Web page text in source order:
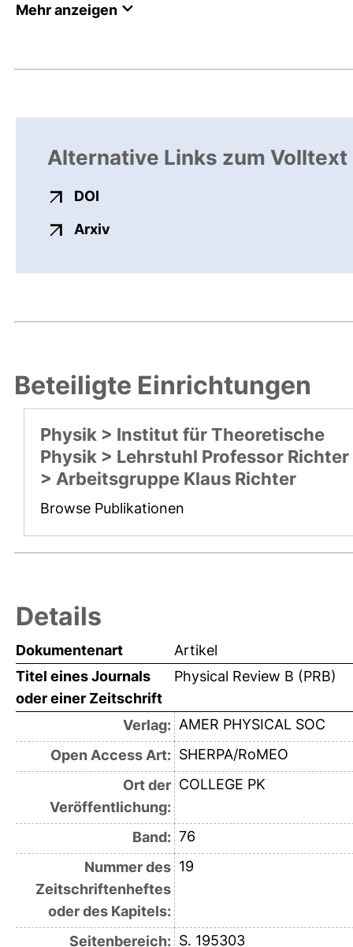
Mehr anzeigen
Alternative Links zum Volltext
DOI
Arxiv
Beteiligte Einrichtungen
Physik > Institut für Theoretische
Physik > Lehrstuhl Professor Richter
> Arbeitsgruppe Klaus Richter
Browse Publikationen
Details
Dokumentenart
Artikel
Titel eines Journals
oder einer Zeitschrift
Physical Review B (PRB)
Verlag: AMER PHYSICAL SOC
Open Access Art: SHERPA/RoMEO
Ort der
Veröffentlichung:
COLLEGE PK
Band: 76
Nummer des
Zeitschriftenheftes
oder des Kapitels:
19
Seitenbereich: S. 195303